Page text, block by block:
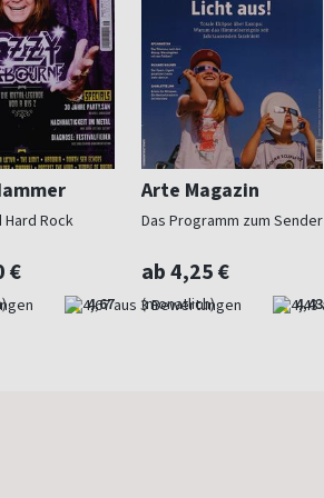
Hard Rock
€
4,67
Arte Magazin
Das Programm zum Sender
ab 4,25 €
(monatlich) 4,43